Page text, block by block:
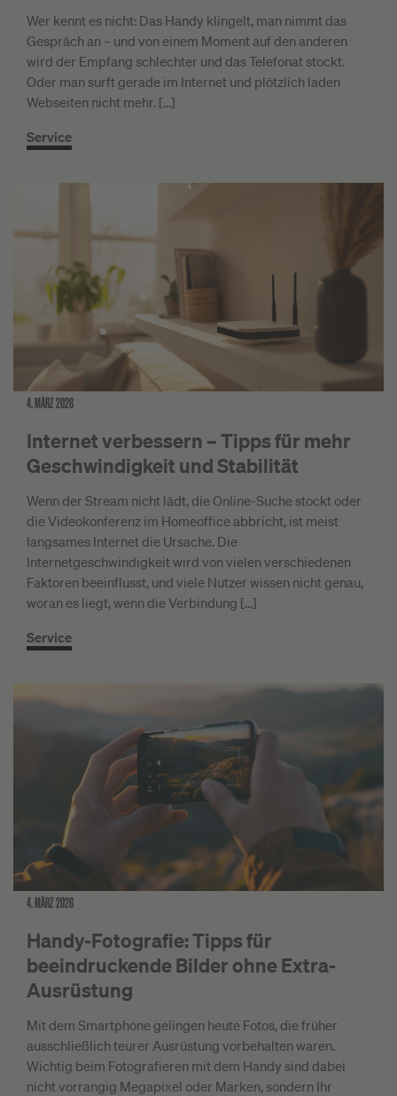
Wer kennt es nicht: Das Handy klingelt, man nimmt das
Gespräch an – und von einem Moment auf den anderen
wird der Empfang schlechter und das Telefonat stockt.
Oder man surft gerade im Internet und plötzlich laden
Webseiten nicht mehr. […]
Service
4. MÄRZ 2026
Internet verbessern – Tipps für mehr
Geschwindigkeit und Stabilität
Wenn der Stream nicht lädt, die Online-Suche stockt oder
die Videokonferenz im Homeoffice abbricht, ist meist
langsames Internet die Ursache. Die
Internetgeschwindigkeit wird von vielen verschiedenen
Faktoren beeinflusst, und viele Nutzer wissen nicht genau,
woran es liegt, wenn die Verbindung […]
Service
4. MÄRZ 2026
Handy-Fotografie: Tipps für
beeindruckende Bilder ohne Extra-
Ausrüstung
Mit dem Smartphone gelingen heute Fotos, die früher
ausschließlich teurer Ausrüstung vorbehalten waren.
Wichtig beim Fotografieren mit dem Handy sind dabei
nicht vorrangig Megapixel oder Marken, sondern Ihr